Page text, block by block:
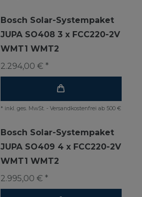
Bosch Solar-Systempaket
JUPA SO408 3 x FCC220-2V
WMT1 WMT2
2.294,00 € *
* inkl. ges. MwSt. - Versandkostenfrei ab 500 €
Bosch Solar-Systempaket
JUPA SO409 4 x FCC220-2V
WMT1 WMT2
2.995,00 € *